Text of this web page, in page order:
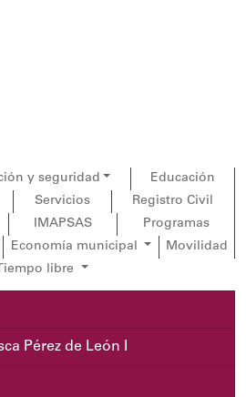
y seguridad
Educación
Servicios
Registro Civil
IMAPSAS
Programas
Economía municipal
Movilidad
libre
Pérez de León I